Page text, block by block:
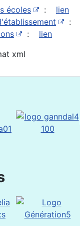
écoles
: lien
:
: lien
xml